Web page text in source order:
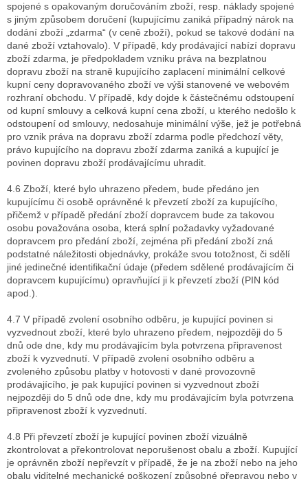
spojené s opakovaným doručováním zboží, resp. náklady spojené
s jiným způsobem doručení (kupujícímu zaniká případný nárok na
dodání zboží „zdarma“ (v ceně zboží), pokud se takové dodání na
dané zboží vztahovalo). V případě, kdy prodávající nabízí dopravu
zboží zdarma, je předpokladem vzniku práva na bezplatnou
dopravu zboží na straně kupujícího zaplacení minimální celkové
kupní ceny dopravovaného zboží ve výši stanovené ve webovém
rozhraní obchodu. V případě, kdy dojde k částečnému odstoupení
od kupní smlouvy a celková kupní cena zboží, u kterého nedošlo k
odstoupení od smlouvy, nedosahuje minimální výše, jež je potřebná
pro vznik práva na dopravu zboží zdarma podle předchozí věty,
právo kupujícího na dopravu zboží zdarma zaniká a kupující je
povinen dopravu zboží prodávajícímu uhradit.
4.6 Zboží, které bylo uhrazeno předem, bude předáno jen
kupujícímu či osobě oprávněné k převzetí zboží za kupujícího,
přičemž v případě předání zboží dopravcem bude za takovou
osobu považována osoba, která splní požadavky vyžadované
dopravcem pro předání zboží, zejména při předání zboží zná
podstatné náležitosti objednávky, prokáže svou totožnost, či sdělí
jiné jedinečné identifikační údaje (předem sdělené prodávajícím či
dopravcem kupujícímu) opravňující ji k převzetí zboží (PIN kód
apod.).
4.7 V případě zvolení osobního odběru, je kupující povinen si
vyzvednout zboží, které bylo uhrazeno předem, nejpozději do 5
dnů ode dne, kdy mu prodávajícím byla potvrzena připravenost
zboží k vyzvednutí. V případě zvolení osobního odběru a
zvoleného způsobu platby v hotovosti v dané provozovně
prodávajícího, je pak kupující povinen si vyzvednout zboží
nejpozději do 5 dnů ode dne, kdy mu prodávajícím byla potvrzena
připravenost zboží k vyzvednutí.
4.8 Při převzetí zboží je kupující povinen zboží vizuálně
zkontrolovat a překontrolovat neporušenost obalu a zboží. Kupující
je oprávněn zboží nepřevzít v případě, že je na zboží nebo na jeho
obalu viditelné mechanické poškození způsobné přepravou nebo v